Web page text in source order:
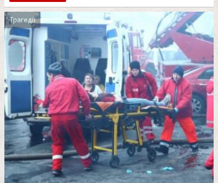
Трагедії